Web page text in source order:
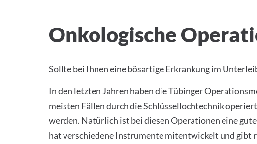
Onkologische
Sollte bei Ihnen eine bösartige Erkrankung im
In den letzten Jahren haben die Tübinger
meisten Fällen durch die Schlüssellochtechnik
werden. Natürlich ist bei diesen Operationen eine
hat verschiedene Instrumente mitentwickelt und gibt